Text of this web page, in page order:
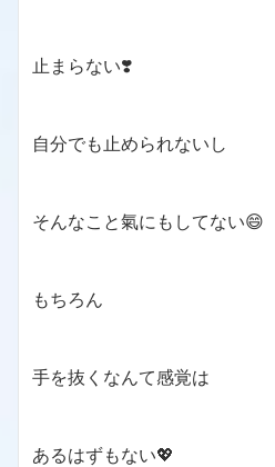
止まらない❣️
自分でも止められないし
そんなこと氣にもしてない😄
もちろん
手を抜くなんて感覚は
あるはずもない💖